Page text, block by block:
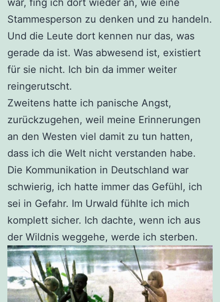
war, fing ich dort wieder an, wie eine
Stammesperson zu denken und zu handeln.
Und die Leute dort kennen nur das, was
gerade da ist. Was abwesend ist, existiert
für sie nicht. Ich bin da immer weiter
reingerutscht.
Zweitens hatte ich panische Angst,
zurückzugehen, weil meine Erinnerungen
an den Westen viel damit zu tun hatten,
dass ich die Welt nicht verstanden habe.
Die Kommunikation in Deutschland war
schwierig, ich hatte immer das Gefühl, ich
sei in Gefahr. Im Urwald fühlte ich mich
komplett sicher. Ich dachte, wenn ich aus
der Wildnis weggehe, werde ich sterben.